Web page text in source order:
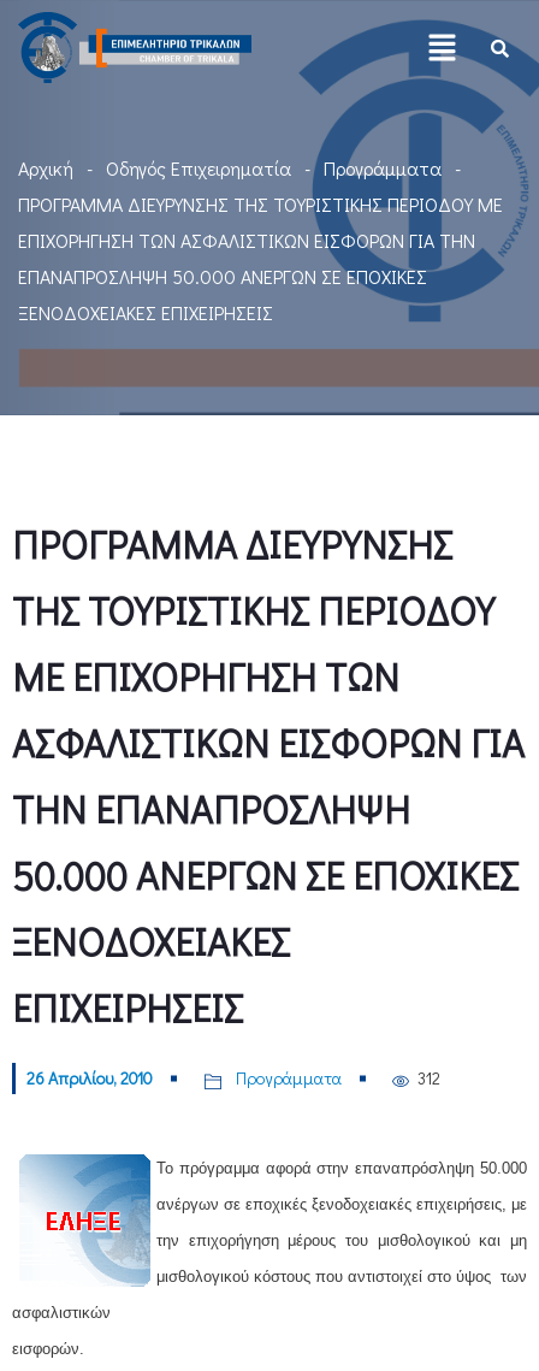
Αρχική Οδηγός Επιχειρηματία
Προγράμματα
ΠΡΟΓΡΑΜΜΑ ΔΙΕΥΡΥΝΣΗΣ ΤΗΣ ΤΟΥΡΙΣΤΙΚΗΣ ΠΕΡΙΟΔΟΥ ΜΕ
ΕΠΙΧΟΡΗΓΗΣΗ ΤΩΝ ΑΣΦΑΛΙΣΤΙΚΩΝ ΕΙΣΦΟΡΩΝ ΓΙΑ ΤΗΝ
ΕΠΑΝΑΠΡΟΣΛΗΨΗ 50.000 ΑΝΕΡΓΩΝ ΣΕ ΕΠΟΧΙΚΕΣ
ΞΕΝΟΔΟΧΕΙΑΚΕΣ ΕΠΙΧΕΙΡΗΣΕΙΣ
ΠΡΟΓΡΑΜΜΑ ΔΙΕΥΡΥΝΣΗΣ
ΤΗΣ ΤΟΥΡΙΣΤΙΚΗΣ ΠΕΡΙΟΔΟΥ
ΜΕ ΕΠΙΧΟΡΗΓΗΣΗ ΤΩΝ
ΑΣΦΑΛΙΣΤΙΚΩΝ ΕΙΣΦΟΡΩΝ ΓΙΑ
ΤΗΝ ΕΠΑΝΑΠΡΟΣΛΗΨΗ
50.000 ΑΝΕΡΓΩΝ ΣΕ ΕΠΟΧΙΚΕΣ
ΞΕΝΟΔΟΧΕΙΑΚΕΣ
ΕΠΙΧΕΙΡΗΣΕΙΣ
26 Απριλίου, 2010 Προγράμματα 312
Το πρόγραμμα αφορά στην επαναπρόσληψη 50.000
ανέργων σε εποχικές ξενοδοχειακές επιχειρήσεις, με
την επιχορήγηση μέρους του μισθολογικού και μη
μισθολογικού κόστους που αντιστοιχεί στο ύψος των
ασφαλιστικών